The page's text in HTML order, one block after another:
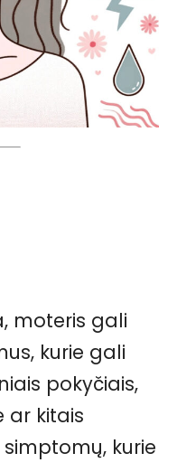
moteris gali
kurie gali
pokyčiais,
ar kitais
kurie